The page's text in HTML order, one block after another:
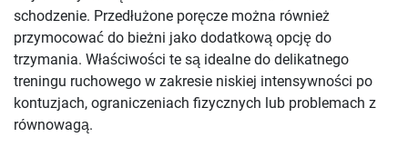
schodzenie. Przedłużone poręcze można również
przymocować do bieżni jako dodatkową opcję do
trzymania. Właściwości te są idealne do delikatnego
treningu ruchowego w zakresie niskiej intensywności po
kontuzjach, ograniczeniach fizycznych lub problemach z
równowagą.